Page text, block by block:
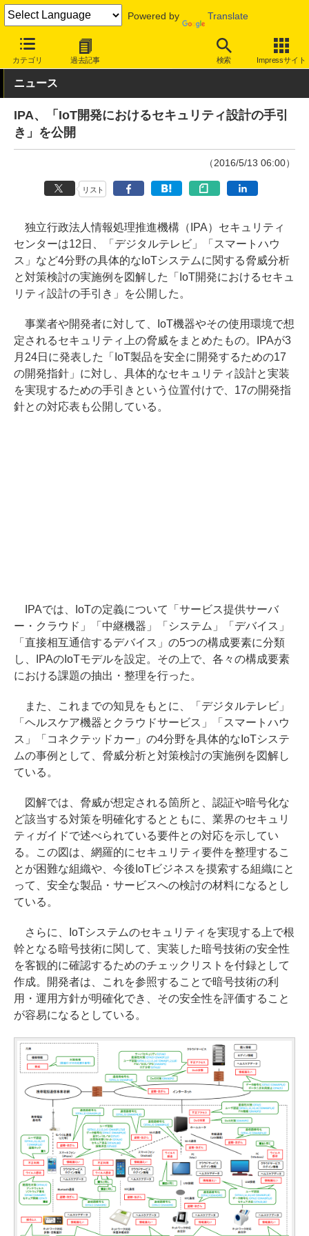
Powered by Translate
カテゴリ 過去記事 検索 Impressサイト
INTERNET Watch トピック
ニュース
IPA、「IoT開発におけるセキュリティ設計の手引
き」を公開
（2016/5/13 06:00）
リスト
独立行政法人情報処理推進機構（IPA）セキュリティ
センターは12日、「デジタルテレビ」「スマートハウ
ス」など4分野の具体的なIoTシステムに関する脅威分析
と対策検討の実施例を図解した「IoT開発におけるセキュ
リティ設計の手引き」を公開した。
事業者や開発者に対して、IoT機器やその使用環境で想
定されるセキュリティ上の脅威をまとめたもの。IPAが3
月24日に発表した「IoT製品を安全に開発するための17
の開発指針」に対し、具体的なセキュリティ設計と実装
を実現するための手引きという位置付けで、17の開発指
針との対応表も公開している。
IPAでは、IoTの定義について「サービス提供サーバ
ー・クラウド」「中継機器」「システム」「デバイス」
「直接相互通信するデバイス」の5つの構成要素に分類
し、IPAのIoTモデルを設定。その上で、各々の構成要素
における課題の抽出・整理を行った。
また、これまでの知見をもとに、「デジタルテレビ」
「ヘルスケア機器とクラウドサービス」「スマートハウ
ス」「コネクテッドカー」の4分野を具体的なIoTシステ
ムの事例として、脅威分析と対策検討の実施例を図解し
ている。
図解では、脅威が想定される箇所と、認証や暗号化な
ど該当する対策を明確化するとともに、業界のセキュリ
ティガイドで述べられている要件との対応を示してい
る。この図は、網羅的にセキュリティ要件を整理するこ
とが困難な組織や、今後IoTビジネスを摸索する組織にと
って、安全な製品・サービスへの検討の材料になるとし
ている。
さらに、IoTシステムのセキュリティを実現する上で根
幹となる暗号技術に関して、実装した暗号技術の安全性
を客観的に確認するためのチェックリストを付録として
作成。開発者は、これを参照することで暗号技術の利
用・運用方針が明確化でき、その安全性を評価すること
が容易になるとしている。